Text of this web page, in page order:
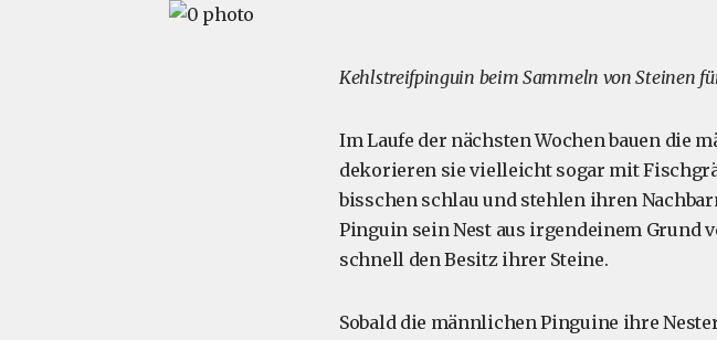
Kehlstreifpinguin beim Sammeln von Steinen
Im Laufe der nächsten Wochen bauen die
dekorieren sie vielleicht sogar mit
bisschen schlau und stehlen ihren
Pinguin sein Nest aus irgendeinem Grund
schnell den Besitz ihrer Steine.
Sobald die männlichen Pinguine ihre